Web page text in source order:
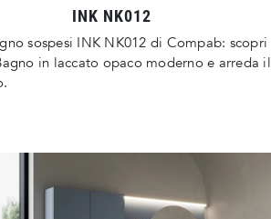
INK NK012
sospesi INK NK012 di Compab: scopri
in laccato opaco moderno e arreda il